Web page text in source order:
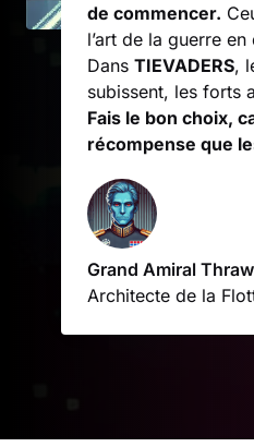
de commencer.
l’art de la guerre en
Dans TIEVADERS,
subissent, les forts
Fais le bon choix,
récompense que
Grand Amiral
Architecte de la